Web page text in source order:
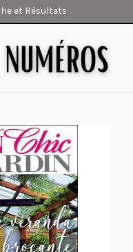
et Résultats